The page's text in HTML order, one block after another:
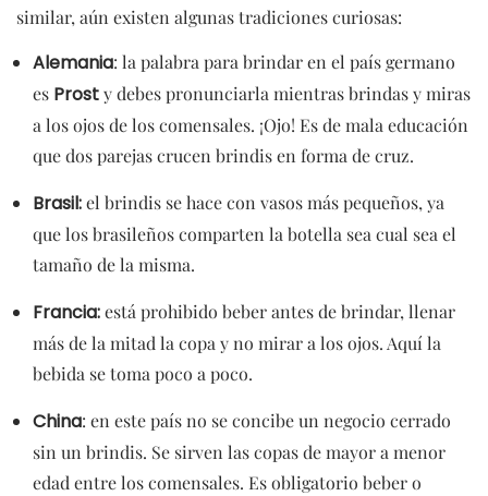
similar, aún existen algunas tradiciones curiosas:
Alemania: la palabra para brindar en el país germano
es Prosty debes pronunciarla mientras brindas y miras
a los ojos de los comensales. ¡Ojo! Es de mala educación
que dos parejas crucen brindis en forma de cruz.
Brasil:el brindis se hace con vasos más pequeños, ya
que los brasileños comparten la botella sea cual sea el
tamaño de la misma.
Francia:está prohibido beber antes de brindar, llenar
más de la mitad la copa y no mirar a los ojos. Aquí la
bebida se toma poco a poco.
China: en este país no se concibe un negocio cerrado
sin un brindis. Se sirven las copas de mayor a menor
edad entre los comensales. Es obligatorio beber o